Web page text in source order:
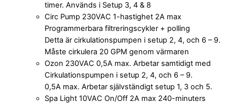
timer. Används i Setup 3, 4 & 8
Circ Pump 230VAC 1-hastighet 2A max
Programmerbara filtreringscykler + polling
Detta är cirkulationspumpen i setup 2, 4, och 6 – 9.
Måste cirkulera 20 GPM genom värmaren
Ozon 230VAC 0,5A max. Arbetar samtidigt med
Cirkulationspumpen i setup 2, 4, och 6 – 9.
0,5A max. Arbetar självständigt setup 1, 3 och 5.
Spa Light 10VAC On/Off 2A max 240-minuters